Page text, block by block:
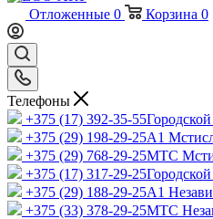
Отложенные 0 Корзина 0
Телефоны
+375 (17) 392-35-55
+375 (29) 198-29-25A1
+375 (29) 768-29-25МТС
+375 (17) 317-29-25
+375 (29) 188-29-25A1
+375 (33) 378-29-25МТС